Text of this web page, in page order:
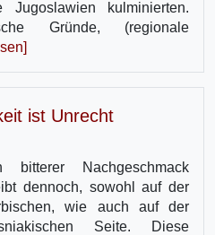
kulminierten.
Gründe, (regionale
ist Unrecht
bitterer Nachgeschmack
dennoch, sowohl auf der
wie auch auf der
Seite. Diese